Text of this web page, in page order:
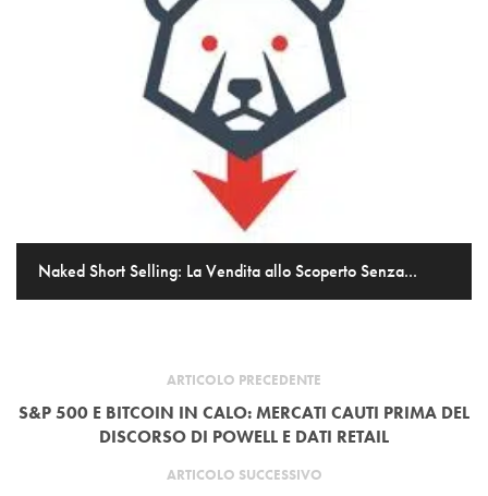
Naked Short Selling: La Vendita allo Scoperto Senza...
ARTICOLO PRECEDENTE
S&P 500 E BITCOIN IN CALO: MERCATI CAUTI PRIMA DEL
DISCORSO DI POWELL E DATI RETAIL
ARTICOLO SUCCESSIVO